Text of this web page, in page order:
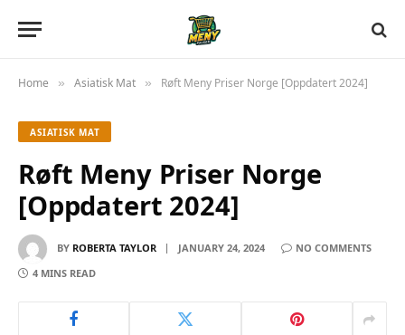
Home » Asiatisk Mat » Røft Meny Priser Norge [Oppdatert 2024]
ASIATISK MAT
Røft Meny Priser Norge
[Oppdatert 2024]
BY ROBERTA TAYLOR JANUARY 24, 2024
NO COMMENTS
4 MINS READ